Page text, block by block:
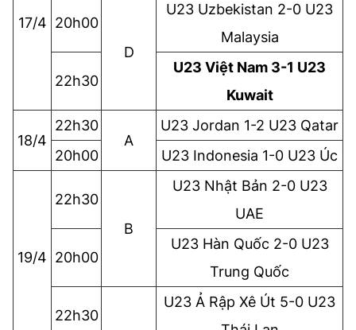
17/4 20h00
D
U23 Uzbekistan 2-0 U23
Malaysia
22h30
U23 Việt Nam 3-1 U23
Kuwait
18/4
22h30
A
U23 Jordan 1-2 U23 Qatar
20h00
U23 Indonesia 1-0 U23 Úc
19/4
22h30
B
U23 Nhật Bản 2-0 U23
UAE
20h00
U23 Hàn Quốc 2-0 U23
Trung Quốc
22h30
U23 Ả Rập Xê Út 5-0 U23